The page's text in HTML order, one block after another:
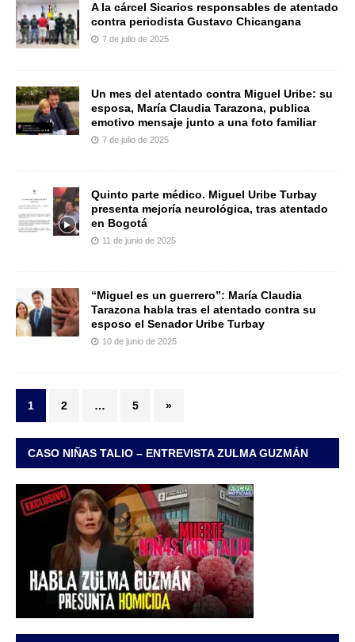
A la cárcel Sicarios responsables de atentado
contra periodista Gustavo Chicangana
7 de julio de 2025
Un mes del atentado contra Miguel Uribe: su
esposa, María Claudia Tarazona, publica
emotivo mensaje junto a una foto familiar
7 de julio de 2025
Quinto parte médico. Miguel Uribe Turbay
presenta mejoría neurológica, tras atentado
en Bogotá
11 de junio de 2025
“Miguel es un guerrero”: María Claudia
Tarazona habla tras el atentado contra su
esposo el Senador Uribe Turbay
10 de junio de 2025
1 2 … 5 »
CASO NIÑAS TALIO – ENTREVISTA ZULMA GUZMÁN